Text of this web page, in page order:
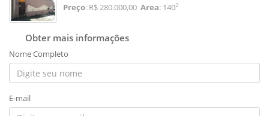
Preço: R$ 280.000,00 Area: 1402
Obter mais informações
Nome Completo
E-mail